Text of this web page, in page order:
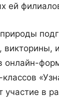
ей
викторины,
онлайн-
в